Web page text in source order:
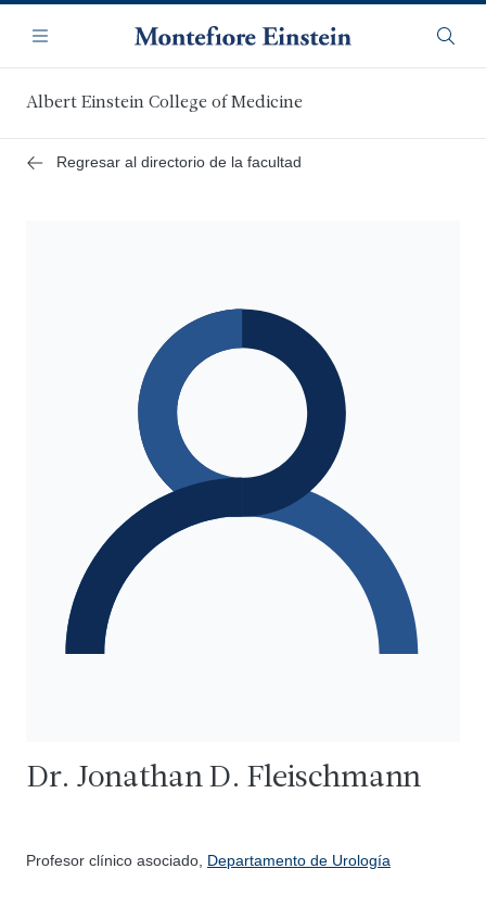
contenido
principal
Navegación
Menú
Albert Einstein College of Medicine
Regresar al directorio de la facultad
Dr. Jonathan D. Fleischmann
Profesor clínico asociado, Departamento de Urología